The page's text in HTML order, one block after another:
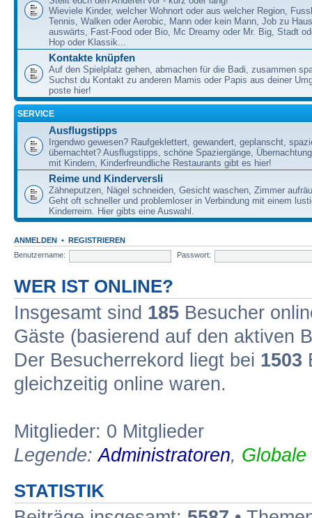
Wieviele Kinder, welcher Wohnort oder aus welcher Region,
Tennis, Walken oder Aerobic, Mann oder kein Mann, Job zu
auswärts, Fast-Food oder Bio, Mc Dreamy oder Mr. Big, Stadt
Hop oder Klassik...
Kontakte knüpfen
Auf den Spielplatz gehen, abmachen für die Badi, zusammen
Suchst du Kontakt zu anderen Mamis oder Papis aus deiner
poste hier!
SERVICE
Ausflugstipps
Irgendwo gewesen? Raufgeklettert, gewandert, geplanscht,
übernachtet? Ausflugstipps, schöne Spaziergänge,
mit Kindern, Kinderfreundliche Restaurants gibt es hier!
Reime und Kinderversli
Zähneputzen, Nägel schneiden, Gesicht waschen, Zimmer
Geht oft schneller und problemloser in Verbindung mit einem
Kinderreim. Hier gibts eine Auswahl.
ANMELDEN • REGISTRIEREN
Benutzername:
Passwort:
WER IST ONLINE?
Insgesamt sind 185 Besucher
Gäste (basierend auf den aktiven
Der Besucherrekord liegt bei 1503
gleichzeitig online waren.
Mitglieder: 0 Mitglieder
Legende:Administratoren,
STATISTIK